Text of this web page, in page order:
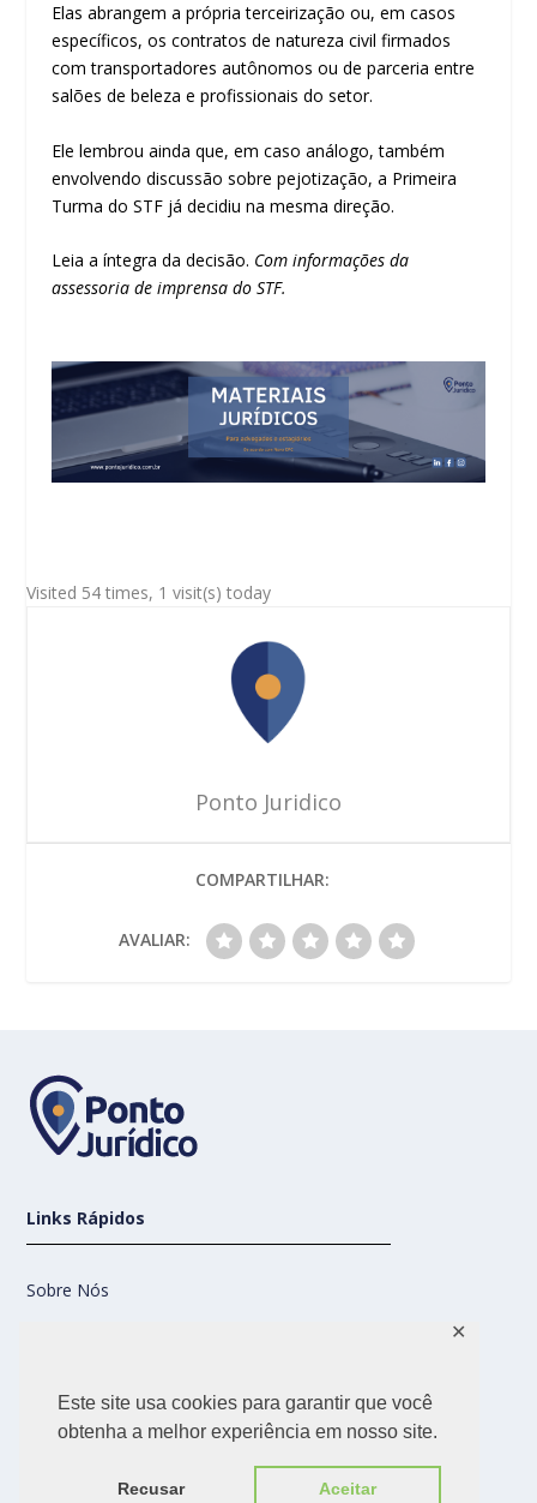
Este site usa cookies para garantir que você
obtenha a melhor experiência em nosso site.
Recusar Aceitar
✕
Elas abrangem a própria terceirização ou, em casos
específicos, os contratos de natureza civil firmados
com transportadores autônomos ou de parceria entre
salões de beleza e profissionais do setor.
Ele lembrou ainda que, em caso análogo, também
envolvendo discussão sobre pejotização, a Primeira
Turma do STF já decidiu na mesma direção.
Leia a íntegra da decisão. Com informações da
assessoria de imprensa do STF.
Visited 54 times, 1 visit(s) today
Ponto Juridico
COMPARTILHAR:
AVALIAR:
Links Rápidos
Sobre Nós
Nossas Redes